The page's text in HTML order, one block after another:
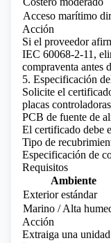
Acceso marítimo
Acción
Si el proveedor
IEC 60068-2-11,
compraventa antes
5. Especificación
Solicite el
placas
PCB de fuente de
El certificado debe
Tipo de
Especificación de
Requisitos
Ambiente
Exterior estándar
Marino / Alta
Acción
Extraiga una